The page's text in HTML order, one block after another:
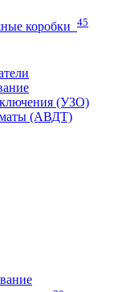
коробки
45
(УЗО)
(АВДТ)